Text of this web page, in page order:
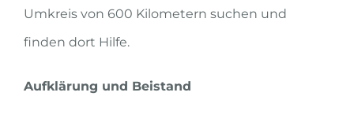
Umkreis von 600 Kilometern suchen und
finden dort Hilfe.
Aufklärung und Beistand